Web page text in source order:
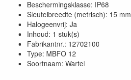
Beschermingsklasse: IP68
Sleutelbreedte (metrisch): 15 mm
Halogeenvrij: Ja
Inhoud: 1 stuk(s)
Fabrikantnr.: 12702100
Type: MBFO 12
Soortnaam: Wartel